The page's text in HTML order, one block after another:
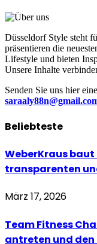
Düsseldorf Style steht
präsentieren die
Lifestyle und bieten
Unsere Inhalte
Senden Sie uns hier
Beliebteste
WeberKraus
transparenten
März 17, 2026
Team Fitness
antreten und den